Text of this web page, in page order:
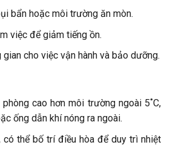
bẩn hoặc môi trường ăn mòn.
việc để giảm tiếng ồn.
cho việc vận hành và bảo dưỡng.
cao hơn môi trường ngoài 5˚C,
ống dẫn khí nóng ra ngoài.
có thể bố trí điều hòa để duy trì nhiệt